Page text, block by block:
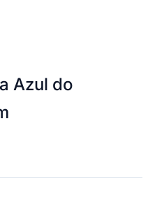
Azul do